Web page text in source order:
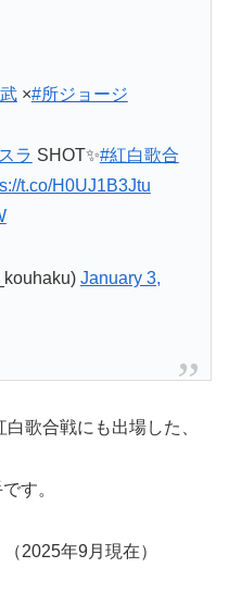
×#所ジョージ
ラ SHOT✨#紅白歌合
t.co/H0UJ1B3Jtu
January 3,
歌合戦にも出場した、
す。
2025年9月現在）